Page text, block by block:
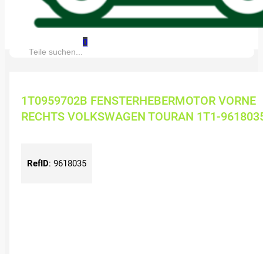
0
Suche:
1T0959702B FENSTERHEBERMOTOR VORNE
RECHTS VOLKSWAGEN TOURAN 1T1-
RefID: 9618035